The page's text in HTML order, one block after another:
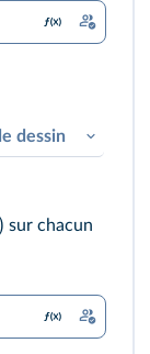
dessin
sur chacun